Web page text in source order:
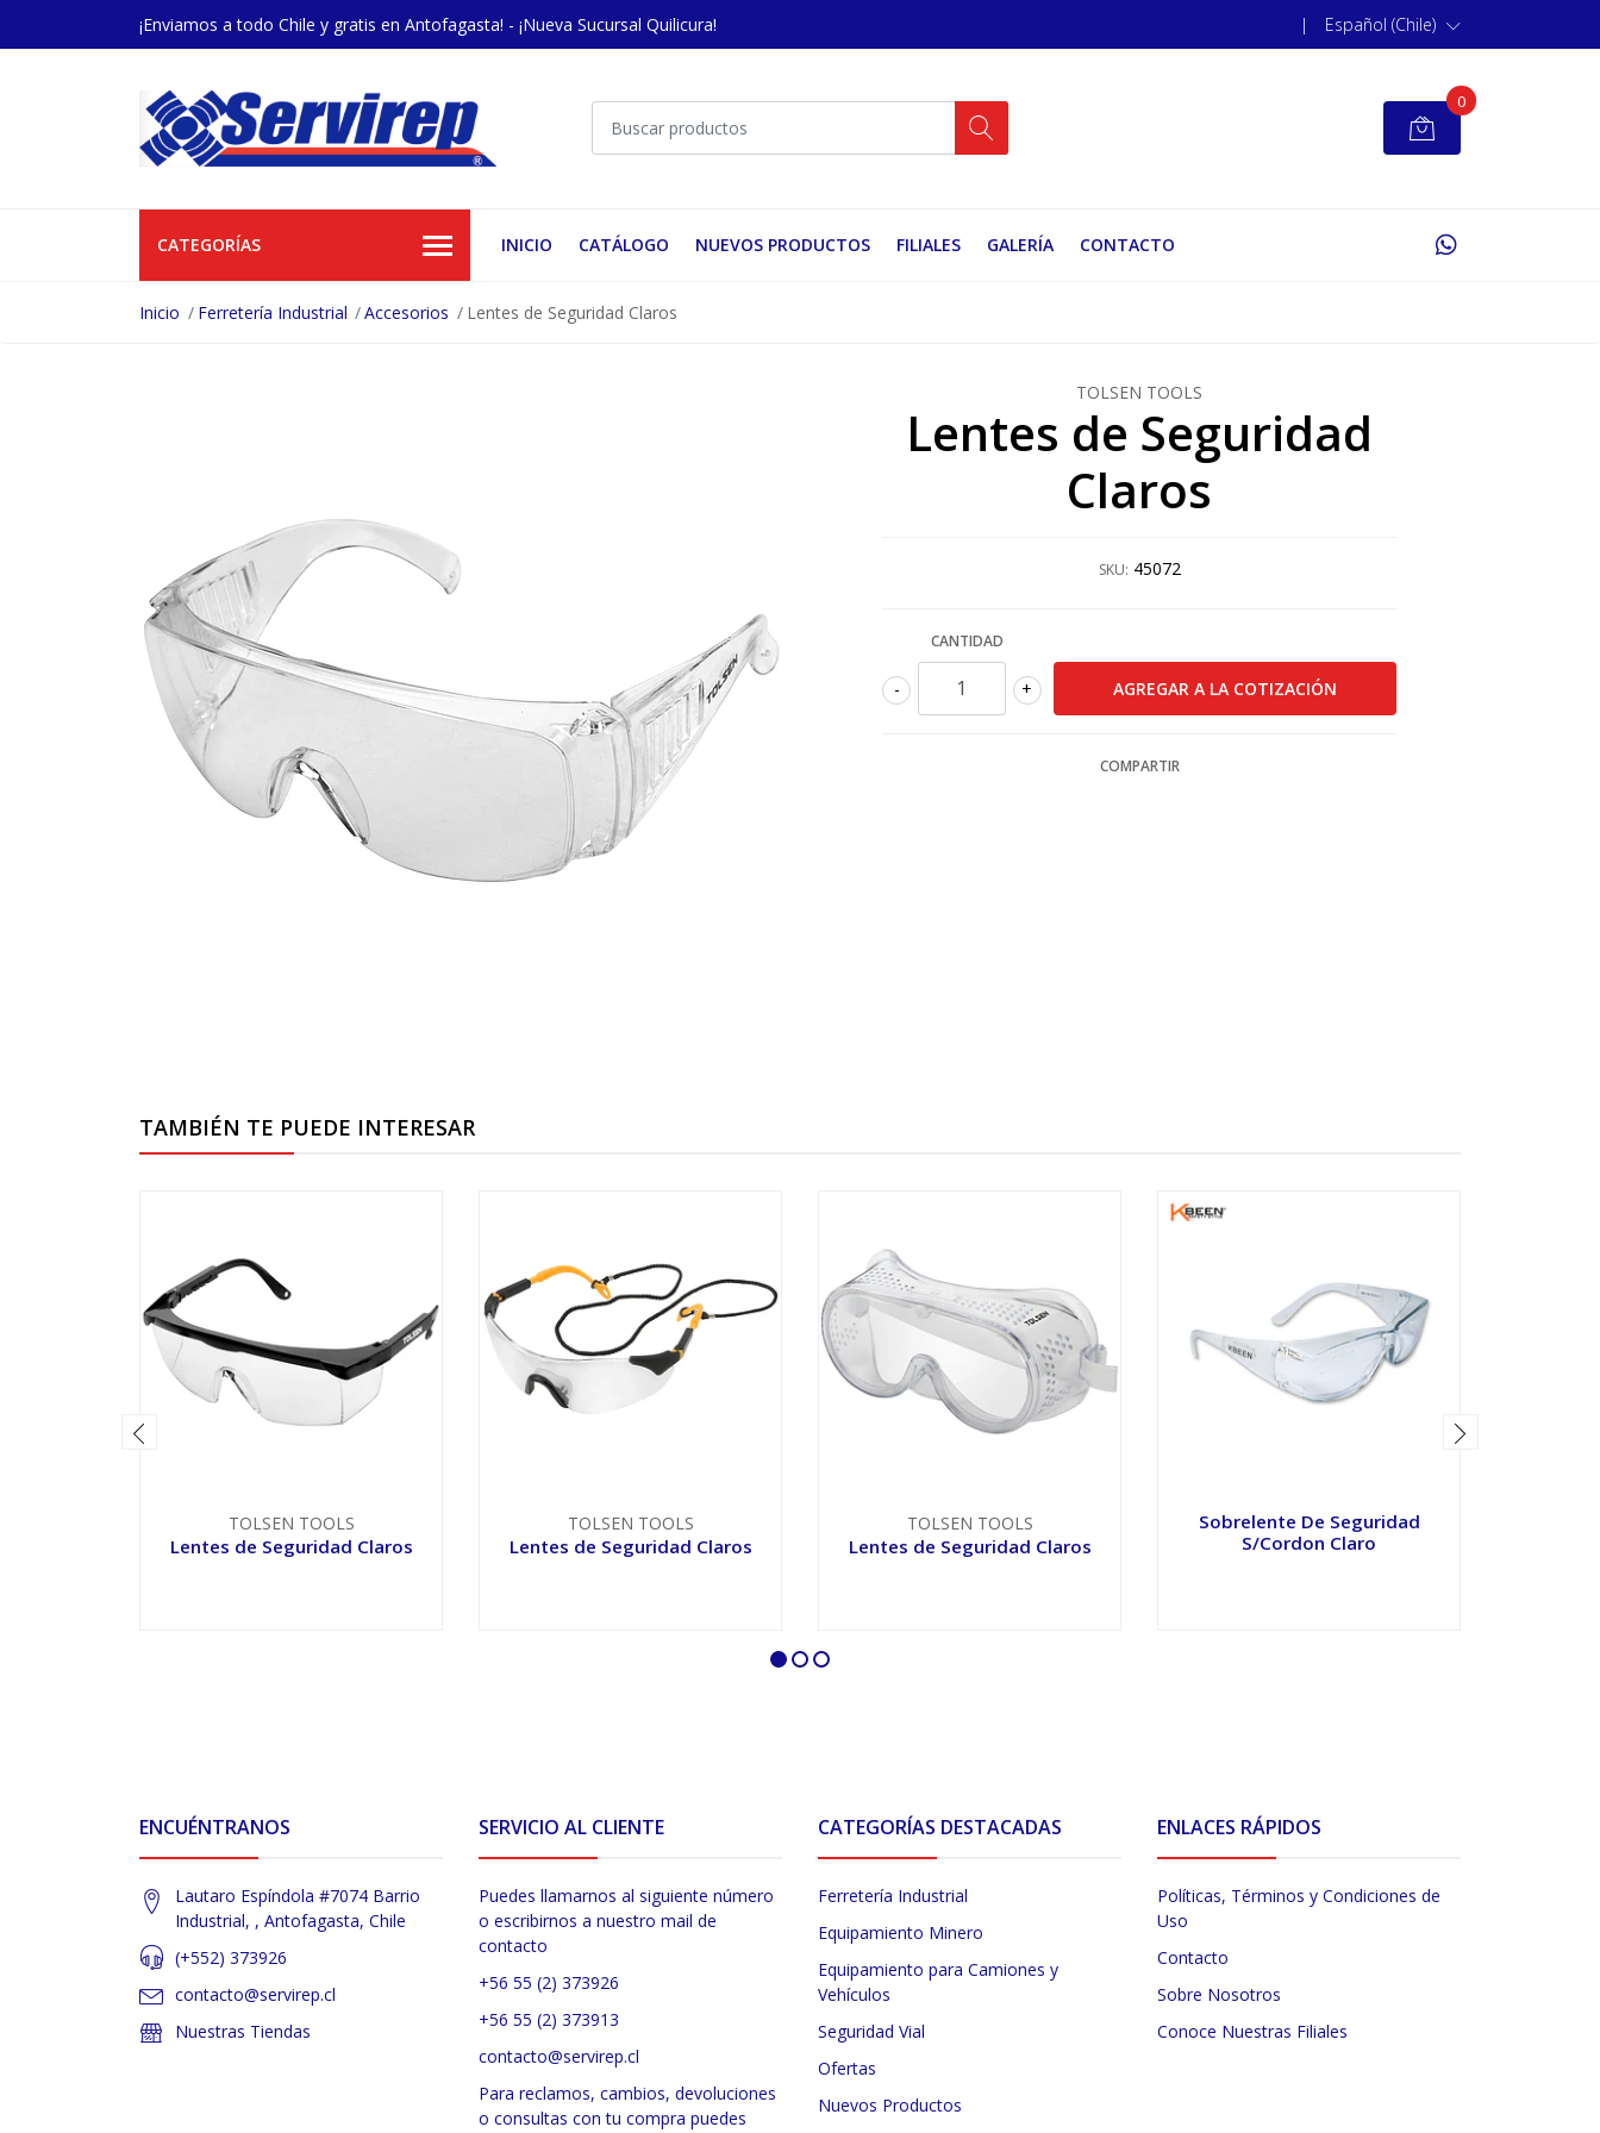
¡Enviamos a todo Chile y gratis en Antofagasta! - ¡Nueva Sucursal Quilicura! | Español (Chile)
0
CATEGORÍAS INICIO CATÁLOGO NUEVOS PRODUCTOS FILIALES GALERÍA CONTACTO
Inicio Ferretería Industrial Accesorios Lentes de Seguridad Claros
TOLSEN TOOLS
Lentes de Seguridad
Claros
SKU: 45072
CANTIDAD
+
-
COMPARTIR
TAMBIÉN TE PUEDE INTERESAR
TOLSEN TOOLS
Lentes de Seguridad Claros
TOLSEN TOOLS
Lentes de Seguridad Claros
TOLSEN TOOLS
Lentes de Seguridad Claros
Sobrelente De Seguridad
S/Cordon Claro
ENCUÉNTRANOS
Lautaro Espíndola #7074 Barrio
Industrial, , Antofagasta, Chile
(+552) 373926
contacto@servirep.cl
Nuestras Tiendas
SERVICIO AL CLIENTE
Puedes llamarnos al siguiente número
o escribirnos a nuestro mail de
contacto
+56 55 (2) 373926
+56 55 (2) 373913
contacto@servirep.cl
Para reclamos, cambios, devoluciones
o consultas con tu compra puedes
CATEGORÍAS DESTACADAS
Ferretería Industrial
Equipamiento Minero
Equipamiento para Camiones y
Vehículos
Seguridad Vial
Ofertas
Nuevos Productos
ENLACES RÁPIDOS
Políticas, Términos y Condiciones de
Uso
Contacto
Sobre Nosotros
Conoce Nuestras Filiales